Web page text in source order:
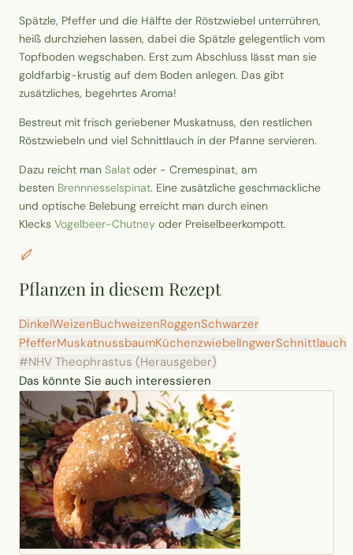
Spätzle, Pfeffer und die Hälfte der Röstzwiebel unterrühren,
heiß durchziehen lassen, dabei die Spätzle gelegentlich vom
Topfboden wegschaben. Erst zum Abschluss lässt man sie
goldfarbig-krustig auf dem Boden anlegen. Das gibt
zusätzliches, begehrtes Aroma!
Bestreut mit frisch geriebener Muskatnuss, den restlichen
Röstzwiebeln und viel Schnittlauch in der Pfanne servieren.
Dazu reicht man Salat oder - Cremespinat, am
besten Brennnesselspinat. Eine zusätzliche geschmackliche
und optische Belebung erreicht man durch einen
Klecks Vogelbeer-Chutney oder Preiselbeerkompott.
Pflanzen in diesem Rezept
DinkelWeizenBuchweizenRoggenSchwarzer
PfefferMuskatnussbaumKüchenzwiebelIngwerSchnittlauch
#NHV Theophrastus (Herausgeber)
Das könnte Sie auch interessieren